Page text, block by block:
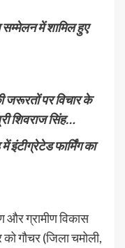
सम्मेलन में शामिल हुए
जरूरतों पर विचार के
शिवराज सिंह…
इंटीग्रेटेड फार्मिंग का
और ग्रामीण विकास
को गौचर (जिला चमोली,